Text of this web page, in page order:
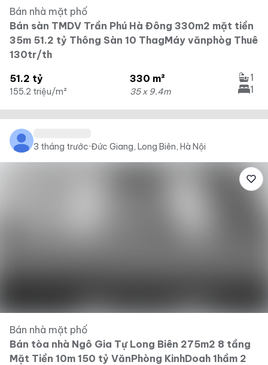
Bán nhà mặt phố
Bán sàn TMDV Trần Phú Hà Đông 330m2 mặt tiền
35m 51.2 tỷ Thông Sàn 10 ThagMáy vănphòg Thuê
130tr/th
51.2 tỷ
155.2 triệu/m²
330 m²
35 x 9.4m
1
1
3 tháng trước·Đức Giang, Long Biên, Hà Nội
Bán nhà mặt phố
Bán tòa nhà Ngô Gia Tự Long Biên 275m2 8 tầng
Mặt Tiền 10m 150 tỷ VănPhòng KinhDoah 1hầm 2